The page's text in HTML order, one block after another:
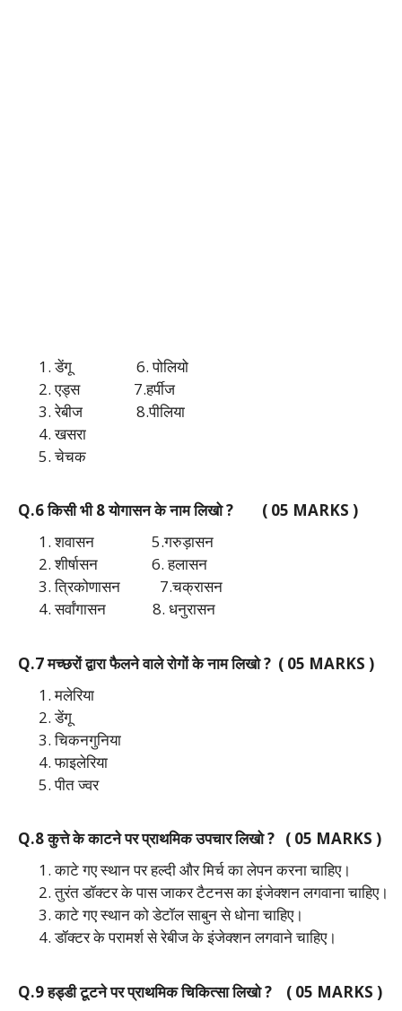
डेंगू 6. पोलियो
एड्स 7.हर्पीज
रेबीज 8.पीलिया
खसरा
चेचक
Q.6 किसी भी 8 योगासन के नाम लिखो ? ( 05 MARKS )
शवासन 5.गरुड़ासन
शीर्षासन 6. हलासन
त्रिकोणासन 7.चक्रासन
सर्वांगासन 8. धनुरासन
Q.7 मच्छरों द्वारा फैलने वाले रोगों के नाम लिखो ? ( 05 MARKS )
मलेरिया
डेंगू
चिकनगुनिया
फाइलेरिया
पीत ज्वर
Q.8 कुत्ते के काटने पर प्राथमिक उपचार लिखो ? ( 05 MARKS )
काटे गए स्थान पर हल्दी और मिर्च का लेपन करना चाहिए।
तुरंत डॉक्टर के पास जाकर टैटनस का इंजेक्शन लगवाना चाहिए।
काटे गए स्थान को डेटॉल साबुन से धोना चाहिए।
डॉक्टर के परामर्श से रेबीज के इंजेक्शन लगवाने चाहिए।
Q.9 हड्डी टूटने पर प्राथमिक चिकित्सा लिखो ? ( 05 MARKS )